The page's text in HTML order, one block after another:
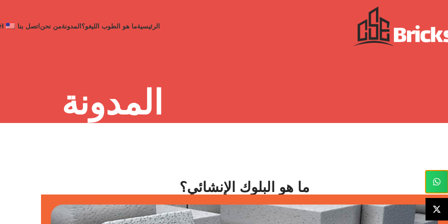
الرئيسيةما هو الطوب اللیغو؟ المدونةمن نحن اتصل بنا
المدونة
ما هو البلوك الإنشائي؟